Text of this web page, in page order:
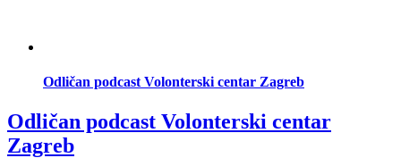
Odličan podcast Volonterski centar Zagreb
Odličan podcast Volonterski centar
Zagreb